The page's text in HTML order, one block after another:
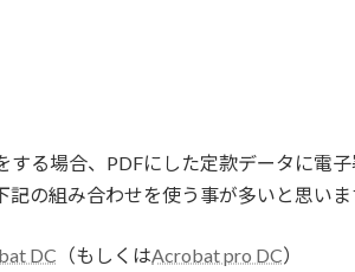
する場合、PDFにした定款データに電
記の組み合わせを使う事が多いと思いま
DC （もしくはAcrobat pro DC）